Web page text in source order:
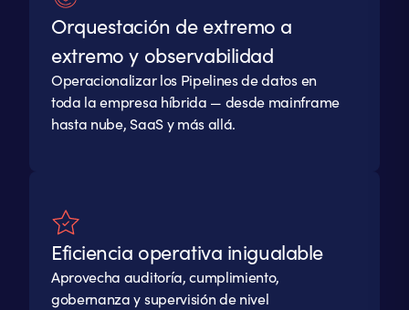
Orquestación de extremo a
extremo y observabilidad
Operacionalizar los Pipelines de datos en
toda la empresa híbrida — desde mainframe
hasta nube, SaaS y más allá.
Eficiencia operativa inigualable
Aprovecha auditoría, cumplimiento,
gobernanza y supervisión de nivel